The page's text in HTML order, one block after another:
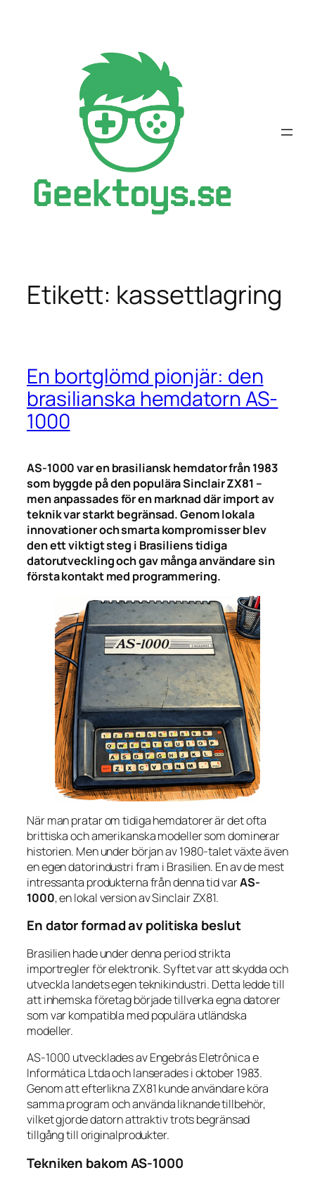
Etikett: kassettlagring
En bortglömd pionjär: den
brasilianska hemdatorn AS-
1000
AS-1000 var en brasiliansk hemdator från 1983
som byggde på den populära Sinclair ZX81 –
men anpassades för en marknad där import av
teknik var starkt begränsad. Genom lokala
innovationer och smarta kompromisser blev
den ett viktigt steg i Brasiliens tidiga
datorutveckling och gav många användare sin
första kontakt med programmering.
När man pratar om tidiga hemdatorer är det ofta
brittiska och amerikanska modeller som dominerar
historien. Men under början av 1980-talet växte även
en egen datorindustri fram i Brasilien. En av de mest
intressanta produkterna från denna tid varAS-
1000, en lokal version av Sinclair ZX81.
En dator formad av politiska beslut
Brasilien hade under denna period strikta
importregler för elektronik. Syftet var att skydda och
utveckla landets egen teknikindustri. Detta ledde till
att inhemska företag började tillverka egna datorer
som var kompatibla med populära utländska
modeller.
AS-1000 utvecklades av Engebrás Eletrônica e
Informática Ltda och lanserades i oktober 1983.
Genom att efterlikna ZX81 kunde användare köra
samma program och använda liknande tillbehör,
vilket gjorde datorn attraktiv trots begränsad
tillgång till originalprodukter.
Tekniken bakom AS-1000